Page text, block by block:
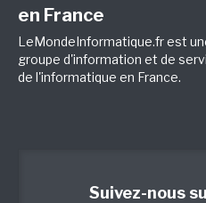
en France
LeMondeInformatique.fr est
groupe d'information et de
de l'informatique en France.
Suivez-nous